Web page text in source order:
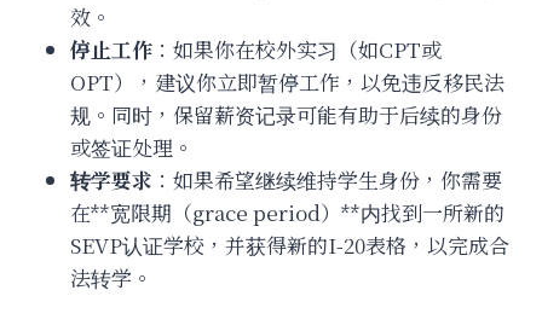
效。
停止工作 ：如果你在校外实习（如CPT或
OPT），建议你立即暂停工作，以免违反移民法
规。同时，保留薪资记录可能有助于后续的身份
或签证处理。
转学要求 ：如果希望继续维持学生身份，你需要
在**宽限期（grace period）**内找到一所新的
SEVP认证学校，并获得新的I-20表格，以完成合
法转学。